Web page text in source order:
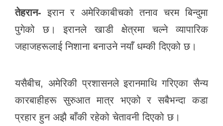
c
e
b
o
k
ss
e
n
at
s
A
p
ail er ar
e
तेहरान- इरान र अमेरिकाबीचको तनाव चरम बिन्दुमा
पुगेको छ। इरानले खाडी क्षेत्रमा चल्ने व्यापारिक
जहाजहरूलाई निशाना बनाउने नयाँ धम्की दिएको छ।
यसैबीच, अमेरिकी प्रशासनले इरानमाथि गरिएका सैन्य
कारबाहीहरू सुरुआत मात्र भएको र सबैभन्दा कडा
प्रहार हुन अझै बाँकी रहेको चेतावनी दिएको छ।